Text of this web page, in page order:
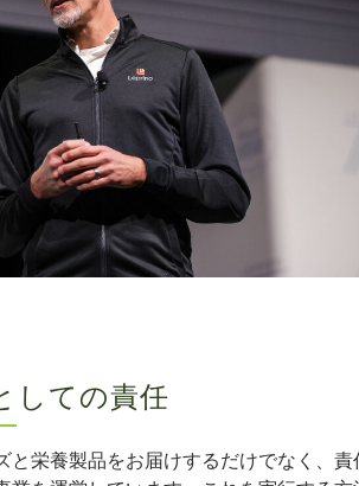
しての責任
と栄養製品をお届けするだけでなく、責